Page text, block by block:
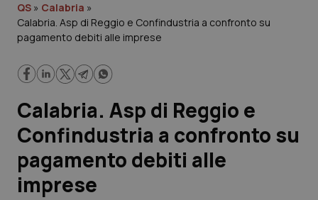
Governo e Parlamento
Regioni e Asl
Lavoro e Professioni
Scienza e Farmaci
Studi e Analisi
QS » Calabria »
Calabria. Asp di Reggio e Confindustria a confronto su
pagamento debiti alle imprese
Calabria. Asp di Reggio e
Confindustria a confronto su
pagamento debiti alle
imprese